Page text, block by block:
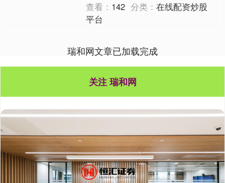
查看： 142 分类：在线配资炒股
平台
瑞和网文章已加载完成
关注 瑞和网